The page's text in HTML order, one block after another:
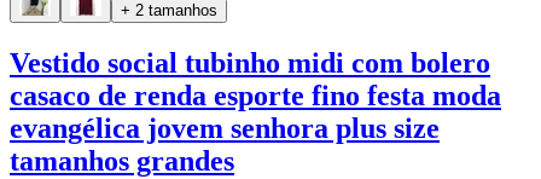
+ 2 tamanhos
Vestido social tubinho midi com bolero
casaco de renda esporte fino festa moda
evangélica jovem senhora plus size
tamanhos grandes